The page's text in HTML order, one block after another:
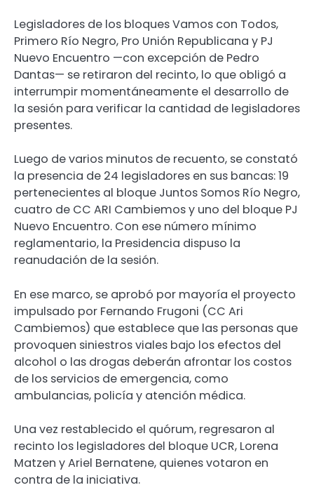
Legisladores de los bloques Vamos con Todos,
Primero Río Negro, Pro Unión Republicana y PJ
Nuevo Encuentro —con excepción de Pedro
Dantas— se retiraron del recinto, lo que obligó a
interrumpir momentáneamente el desarrollo de
la sesión para verificar la cantidad de legisladores
presentes.
Luego de varios minutos de recuento, se constató
la presencia de 24 legisladores en sus bancas: 19
pertenecientes al bloque Juntos Somos Río Negro,
cuatro de CC ARI Cambiemos y uno del bloque PJ
Nuevo Encuentro. Con ese número mínimo
reglamentario, la Presidencia dispuso la
reanudación de la sesión.
En ese marco, se aprobó por mayoría el proyecto
impulsado por Fernando Frugoni (CC Ari
Cambiemos) que establece que las personas que
provoquen siniestros viales bajo los efectos del
alcohol o las drogas deberán afrontar los costos
de los servicios de emergencia, como
ambulancias, policía y atención médica.
Una vez restablecido el quórum, regresaron al
recinto los legisladores del bloque UCR, Lorena
Matzen y Ariel Bernatene, quienes votaron en
contra de la iniciativa.